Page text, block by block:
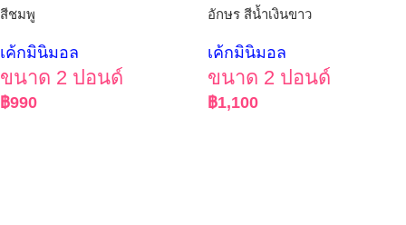
สีชมพู
เค้กมินิมอล
ขนาด 2 ปอนด์
฿990
อักษร สีน้ำเงินขาว
เค้กมินิมอล
ขนาด 2 ปอนด์
฿1,100